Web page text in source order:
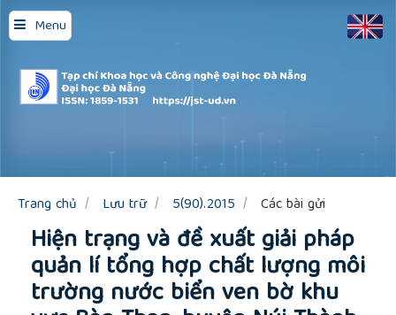
Menu
Quick
jump
to
page
content
Main
Sidebar
Trang chủ Lưu trữ 5(90).2015 Các bài gửi
Hiện trạng và đề xuất giải pháp
quản lí tổng hợp chất lượng môi
trường nước biển ven bờ khu